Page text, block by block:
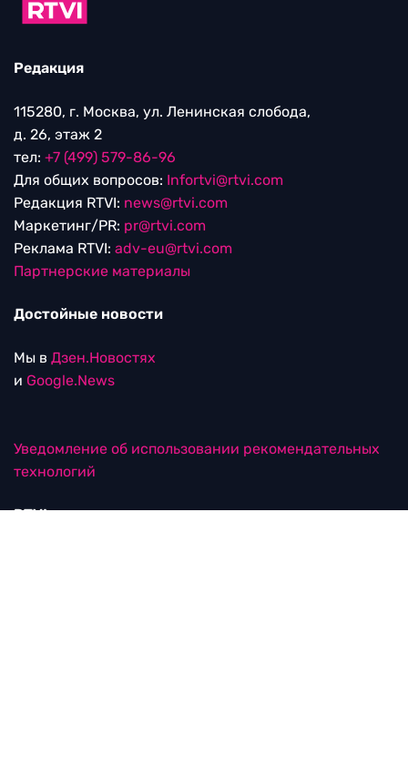
Редакция
115280, г. Москва, ул. Ленинская слобода,
д. 26, этаж 2
тел: +7 (499) 579-86-96
Для общих вопросов: Infortvi@rtvi.com
Редакция RTVI: news@rtvi.com
Маркетинг/PR: pr@rtvi.com
Реклама RTVI: adv-eu@rtvi.com
Партнерские материалы
Достойные новости
Мы в Дзен.Новостях
и Google.News
Уведомление об использовании рекомендательных
технологий
RTVI в соцсетях